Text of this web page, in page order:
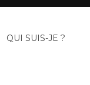
QUI SUIS-JE ?